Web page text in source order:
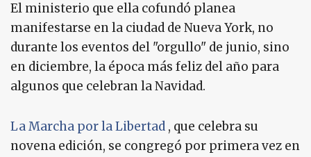
El ministerio que ella cofundó planea
manifestarse en la ciudad de Nueva York, no
durante los eventos del "orgullo" de junio, sino
en diciembre, la época más feliz del año para
algunos que celebran la Navidad.
La Marcha por la Libertad , que celebra su
novena edición, se congregó por primera vez en